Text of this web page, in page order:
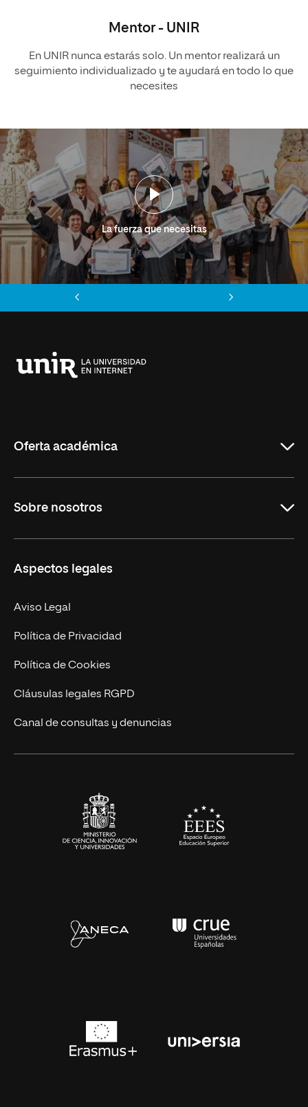
Mentor - UNIR
En UNIR nunca estarás solo. Un mentor realizará un
seguimiento individualizado y te ayudará en todo lo que
necesites
La fuerza que necesitas
Oferta académica
Másteres Oficiales
Doctorados
Experto Universitario
Postgrados
Cursos Universitarios
Sobre nosotros
Facultades
Nuestro Equipo
Trabaja en UNIR
Actualidad
UNIR Revista
Eventos
Aspectos legales
Aviso Legal
Política de Privacidad
Política de Cookies
Cláusulas legales RGPD
Canal de consultas y denuncias